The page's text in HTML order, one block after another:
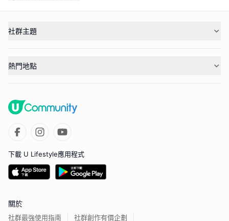
社群主題
熱門地點
下載 U Lifestyle應用程式
關於
社群最強使用指南 社群創作有價企劃